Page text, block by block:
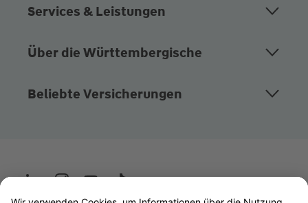
Services & Leistungen
Über die Württembergische
Beliebte Versicherungen